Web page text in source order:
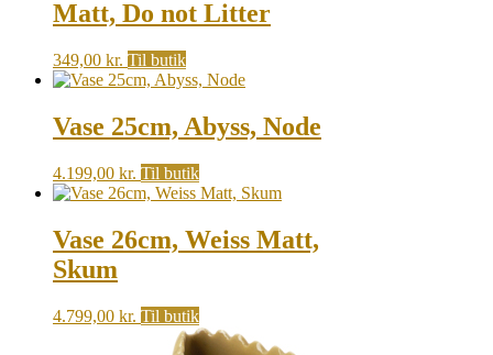
Matt, Do not Litter
349,00 kr. Til butik
Vase 25cm, Abyss, Node
4.199,00 kr. Til butik
Vase 26cm, Weiss Matt,
Skum
4.799,00 kr. Til butik